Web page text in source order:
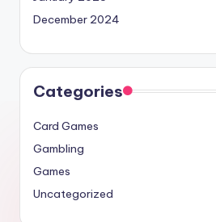
December 2024
Categories
Card Games
Gambling
Games
Uncategorized